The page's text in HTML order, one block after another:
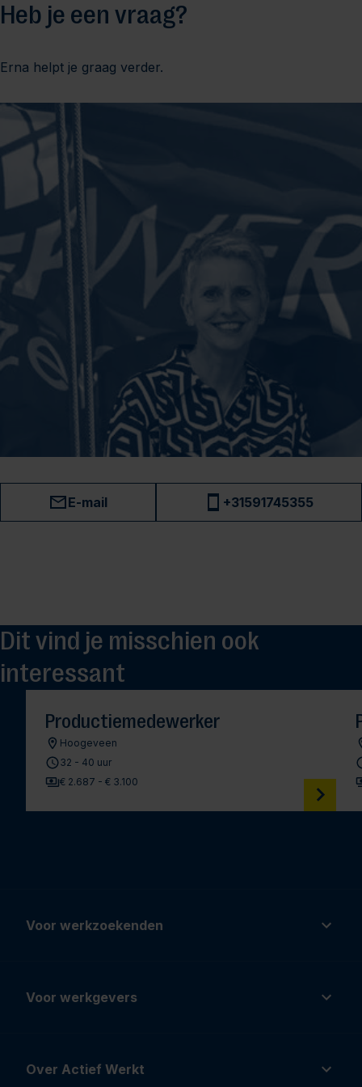
Heb je een vraag?
Erna helpt je graag verder.
E-mail +31591745355
Dit vind je misschien ook
interessant
Productiemedewerker
Hoogeveen
32 - 40 uur
€ 2.687 - € 3.100
Voor werkzoekenden
Voor werkgevers
Over Actief Werkt